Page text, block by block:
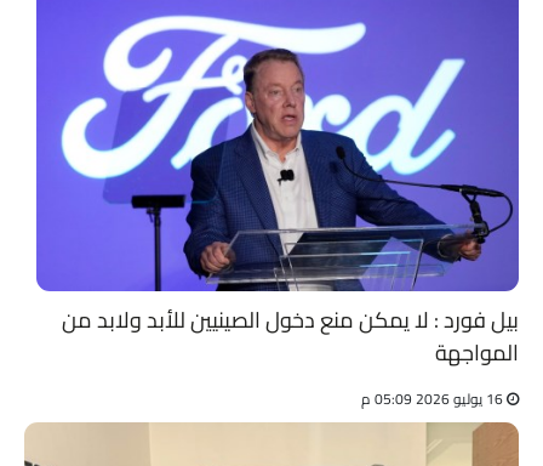
بيل فورد : لا يمكن منع دخول الصينيين للأبد ولابد من
المواجهة